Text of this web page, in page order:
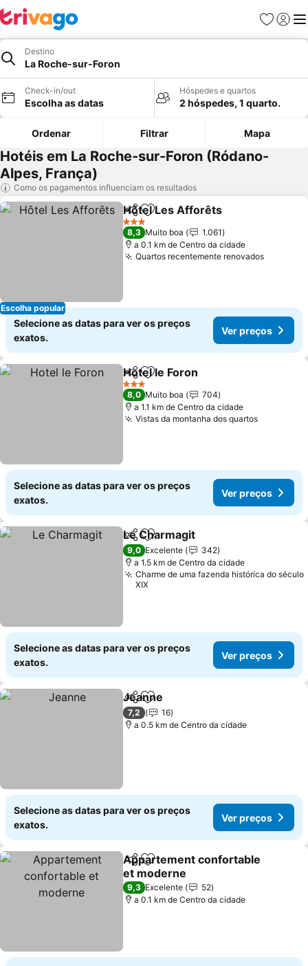
Favoritos
Iniciar
Destino
La Roche-sur-Foron
Check-in/out
Escolha as datas
Hóspedes e quartos
2 hóspedes, 1 quarto.
Ordenar Filtrar Mapa
Hotéis em La Roche-sur-Foron (Ródano-
Alpes, França)
Como os pagamentos influenciam os resultados
Escolha popular
PartilharAdicionar aos favoritos
Hôtel Les Afforêts
3 Estrelas
8,3 Muito boa
1.061
a 0.1 km de Centro da cidade
Quartos recentemente renovadosVer
Selecione as datas para ver os preços
exatos.
Ver preços
PartilharAdicionar aos favoritos
Hotel le Foron
3 Estrelas
8,0 Muito boa
704
a 1.1 km de Centro da cidade
Vistas da montanha dos quartosVer
Selecione as datas para ver os preços
exatos.
Ver preços
PartilharAdicionar aos favoritos
Le Charmagit
9,0 Excelente
342
a 1.5 km de Centro da cidade
Charme de uma fazenda histórica do século
XIX
Selecione as datas para ver os preços
exatos.
Ver preços
PartilharAdicionar aos favoritos
Jeanne
7,2
16
a 0.5 km de Centro da cidade
Selecione as datas para ver os preços
exatos.
Ver preços
PartilharAdicionar aos favoritos
Appartement confortable
et moderne
Ver preços
9,3 Excelente
52
a 0.1 km de Centro da cidade